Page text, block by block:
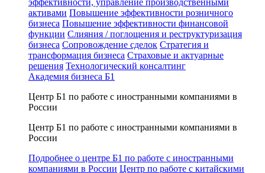
эффективности, управление производственными
активами Повышение эффективности розничного
бизнеса Повышение эффективности финансовой
функции Слияния / поглощения и реструктуризация
бизнеса Сопровождение сделок Стратегия и
трансформация бизнеса Страховые и актуарные
решения Технологический консалтинг
Академия бизнеса Б1
Центр Б1 по работе с иностранными компаниями в
России
Центр Б1 по работе с иностранными компаниями в
России
Подробнее о центре Б1 по работе с иностранными
компаниями в России Центр по работе с китайскими